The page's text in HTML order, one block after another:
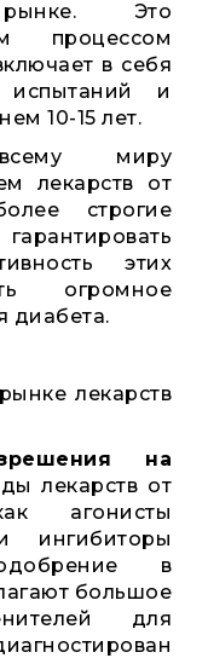
Это
процессом
в себя
испытаний и
10-15 лет.
миру
лекарств от
строгие
этих
огромное
диабета.
лекарств
на
лекарств от
агонисты
ингибиторы
в
большое
для